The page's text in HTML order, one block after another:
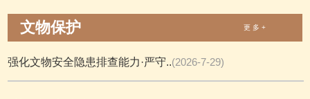
文物保护 更 多 +
强化文物安全隐患排查能力·严守..(2026-7-29)